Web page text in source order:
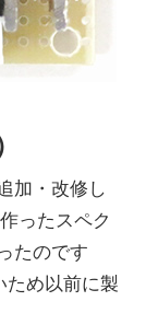
加・改修し
ったスペク
たのです
ため以前に製